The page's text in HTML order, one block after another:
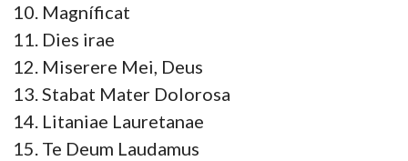
Magníficat
Dies irae
Miserere Mei, Deus
Stabat Mater Dolorosa
Litaniae Lauretanae
Te Deum Laudamus